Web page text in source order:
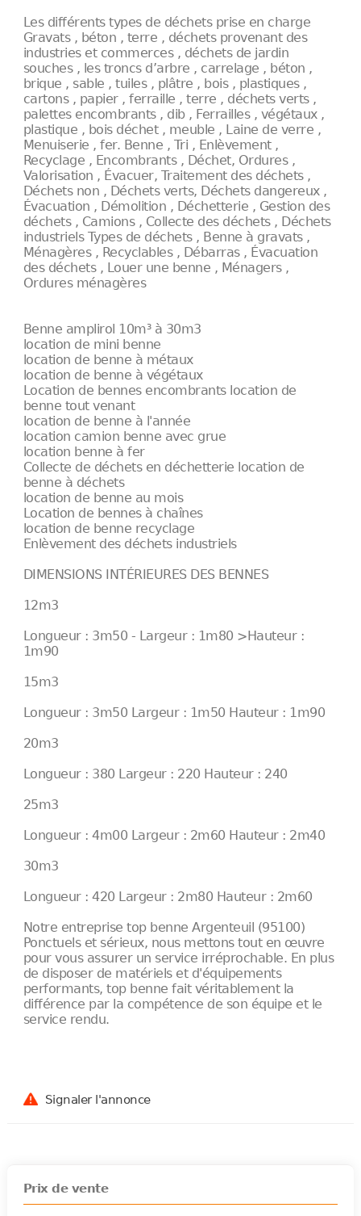
Les différents types de déchets prise en charge
Gravats , béton , terre , déchets provenant des
industries et commerces , déchets de jardin
souches , les troncs d’arbre , carrelage , béton ,
brique , sable , tuiles , plâtre , bois , plastiques ,
cartons , papier , ferraille , terre , déchets verts ,
palettes encombrants , dib , Ferrailles , végétaux ,
plastique , bois déchet , meuble , Laine de verre ,
Menuiserie , fer. Benne , Tri , Enlèvement ,
Recyclage , Encombrants , Déchet, Ordures ,
Valorisation , Évacuer, Traitement des déchets ,
Déchets non , Déchets verts, Déchets dangereux ,
Évacuation , Démolition , Déchetterie , Gestion des
déchets , Camions , Collecte des déchets , Déchets
industriels Types de déchets , Benne à gravats ,
Ménagères , Recyclables , Débarras , Évacuation
des déchets , Louer une benne , Ménagers ,
Ordures ménagères
Benne amplirol 10m³ à 30m3
location de mini benne
location de benne à métaux
location de benne à végétaux
Location de bennes encombrants location de
benne tout venant
location de benne à l'année
location camion benne avec grue
location benne à fer
Collecte de déchets en déchetterie location de
benne à déchets
location de benne au mois
Location de bennes à chaînes
location de benne recyclage
Enlèvement des déchets industriels
DIMENSIONS INTÉRIEURES DES BENNES
12m3
Longueur : 3m50 - Largeur : 1m80 >Hauteur :
1m90
15m3
Longueur : 3m50 Largeur : 1m50 Hauteur : 1m90
20m3
Longueur : 380 Largeur : 220 Hauteur : 240
25m3
Longueur : 4m00 Largeur : 2m60 Hauteur : 2m40
30m3
Longueur : 420 Largeur : 2m80 Hauteur : 2m60
Notre entreprise top benne Argenteuil (95100)
Ponctuels et sérieux, nous mettons tout en œuvre
pour vous assurer un service irréprochable. En plus
de disposer de matériels et d'équipements
performants, top benne fait véritablement la
différence par la compétence de son équipe et le
service rendu.
Signaler l'annonce
Prix de vente